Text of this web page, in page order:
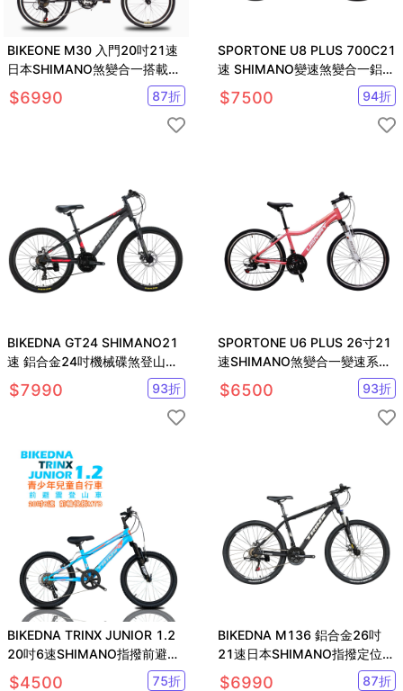
BIKEONE M30 入門20吋21速
日本SHIMANO煞變合一搭載
451輪組折疊車
$6990 87折
SPORTONE U8 PLUS 700C21
速 SHIMANO變速煞變合一鋁合
金平把公路車
$7500 94折
BIKEDNA GT24 SHIMANO21
速 鋁合金24吋機械碟煞登山車
新款運動自行車
$7990 93折
SPORTONE U6 PLUS 26寸21
速SHIMANO煞變合一變速系統
前避震登山車
$6500 93折
BIKEDNA TRINX JUNIOR 1.2
20吋6速SHIMANO指撥前避震
登山車MTB
$4500 75折
BIKEDNA M136 鋁合金26吋
21速日本SHIMANO指撥定位變
速碟剎避震可鎖定登山車
$6990 87折